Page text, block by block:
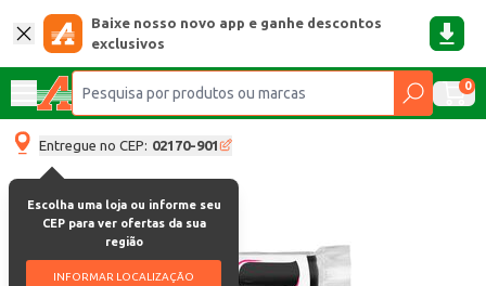
Baixe nosso novo app e ganhe descontos
exclusivos
0
Entregue no CEP: 02170-901
Escolha uma loja ou informe seu
CEP para ver ofertas da sua
região
INFORMAR LOCALIZAÇÃO